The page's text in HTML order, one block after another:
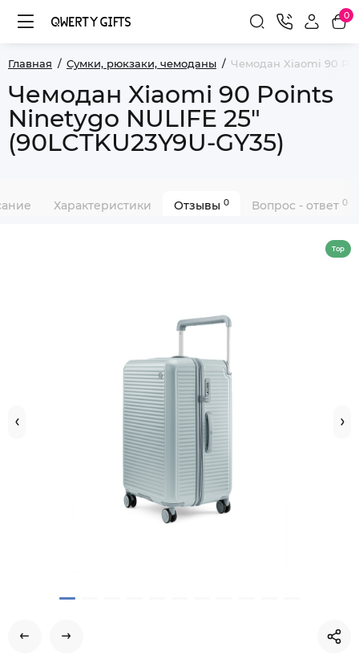
0
Главная Сумки, рюкзаки, чемоданы Чемодан Xiaomi 90
Чемодан Xiaomi 90 Points
Ninetygo NULIFE 25"
(90LCTKU23Y9U-GY35)
Характеристики Отзывы 0 Вопрос - ответ 0
Top